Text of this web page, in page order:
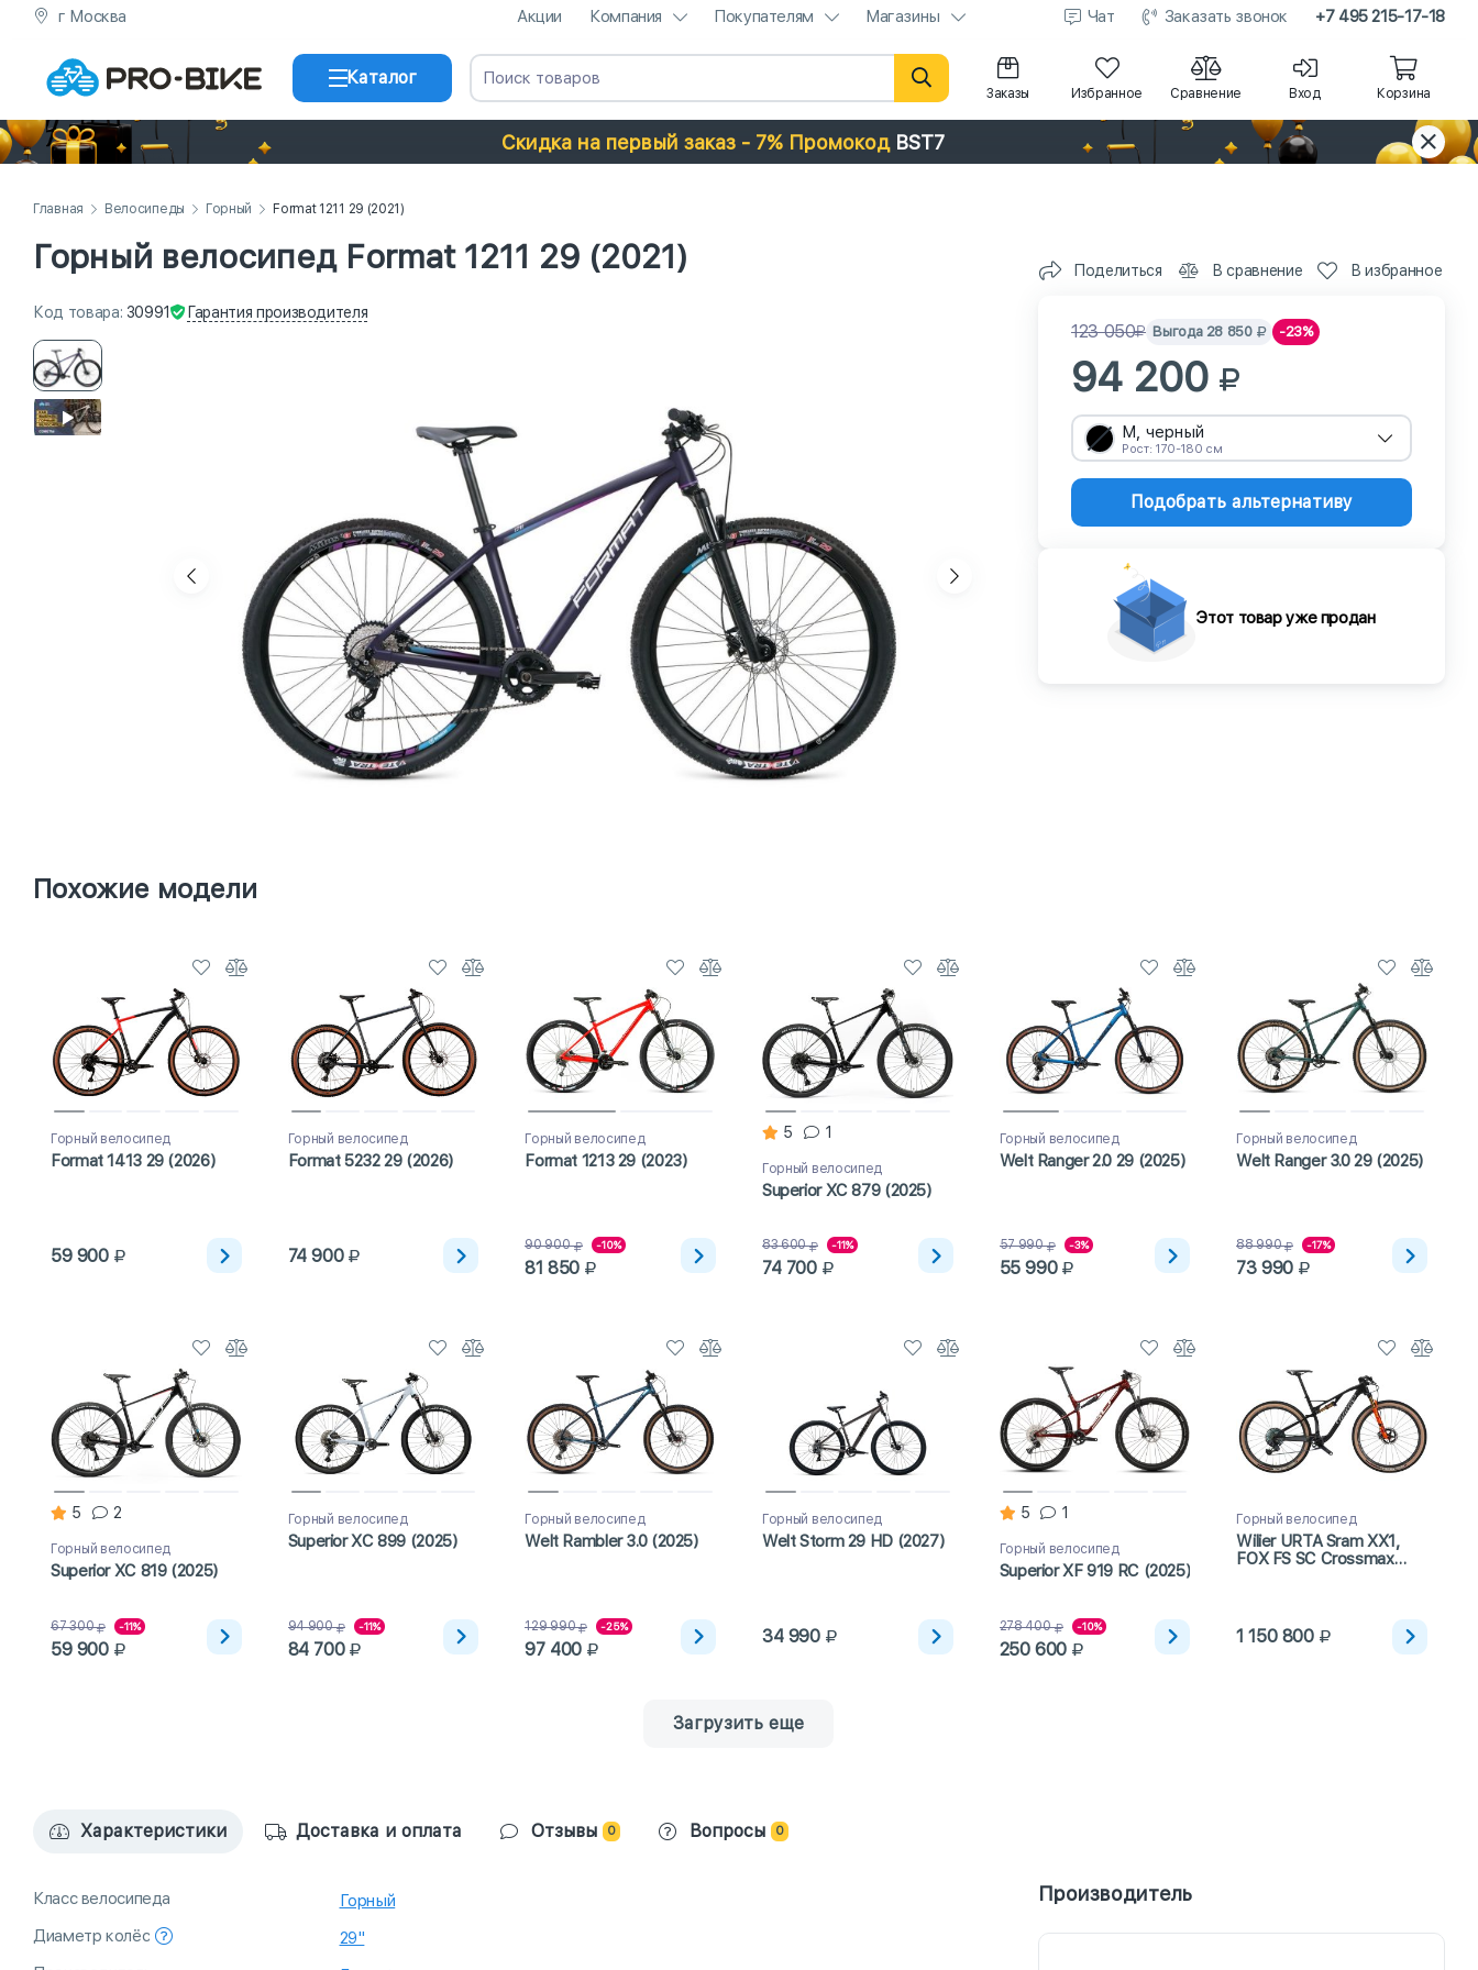
г Москва Акции Компания Покупателям Магазины Чат Заказать звонок +7 495 215-17-18
Каталог
Заказы Избранное Сравнение Вход Корзина
Скидка на первый заказ - 7% Промокод BST7
Главная Велосипеды Горный Format 1211 29 (2021)
Горный велосипед Format 1211 29 (2021) Поделиться В сравнение В избранное
Код товара: 30991 Гарантия производителя
123 050 Выгода 28 850 -23%
94 200
M, черный
Рост: 170-180 см
Подобрать альтернативу
Этот товар уже продан
Похожие модели
Горный велосипед
Format 1413 29 (2026)
59 900
Горный велосипед
Format 5232 29 (2026)
74 900
Горный велосипед
Format 1213 29 (2023)
90 900 -10%
81 850
5 1
Горный велосипед
Superior XC 879 (2025)
83 600 -11%
74 700
Горный велосипед
Welt Ranger 2.0 29 (2025)
57 990 -3%
55 990
Горный велосипед
Welt Ranger 3.0 29 (2025)
88 990 -17%
73 990
5 2
Горный велосипед
Superior XC 819 (2025)
67 300 -11%
59 900
Горный велосипед
Superior XC 899 (2025)
94 900 -11%
84 700
Горный велосипед
Welt Rambler 3.0 (2025)
129 990 -25%
97 400
Горный велосипед
Welt Storm 29 HD (2027)
34 990
5 1
Горный велосипед
Superior XF 919 RC (2025)
278 400 -10%
250 600
Горный велосипед
Wilier URTA Sram XX1,
FOX FS SC Crossmax
1 150 800
Загрузить еще
Характеристики Доставка и оплата Отзывы 0 Вопросы 0
Класс велосипеда
Горный
Диаметр колёс
29"
Производитель